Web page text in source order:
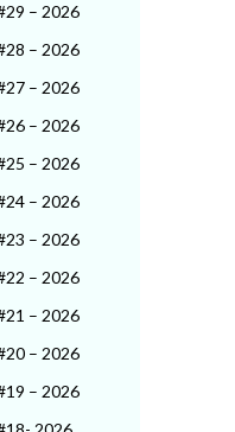
– 2026
– 2026
– 2026
– 2026
– 2026
– 2026
– 2026
– 2026
– 2026
– 2026
– 2026